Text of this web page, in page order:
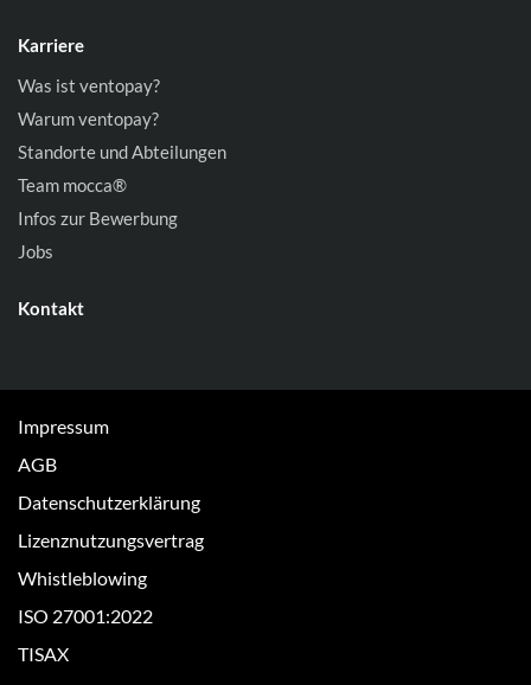
Karriere
Was ist ventopay?
Warum ventopay?
Standorte und Abteilungen
Team mocca®
Infos zur Bewerbung
Jobs
Kontakt
Impressum
AGB
Datenschutzerklärung
Lizenznutzungsvertrag
Whistleblowing
ISO 27001:2022
TISAX